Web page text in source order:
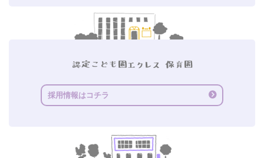
採用情報はコチラ